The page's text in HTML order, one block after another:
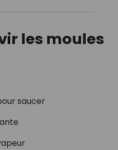
les moules
saucer